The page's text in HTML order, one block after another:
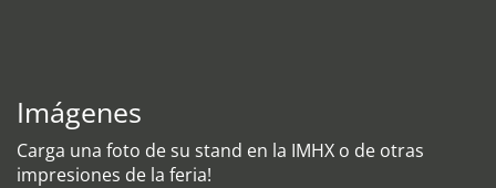
Imágenes
Carga una foto de su stand en la IMHX o de otras
impresiones de la feria!